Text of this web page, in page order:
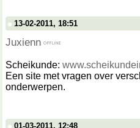
13-02-2011, 18:51
Juxienn
Scheikunde:
Een site met vragen over
onderwerpen.
01-03-2011, 12:48